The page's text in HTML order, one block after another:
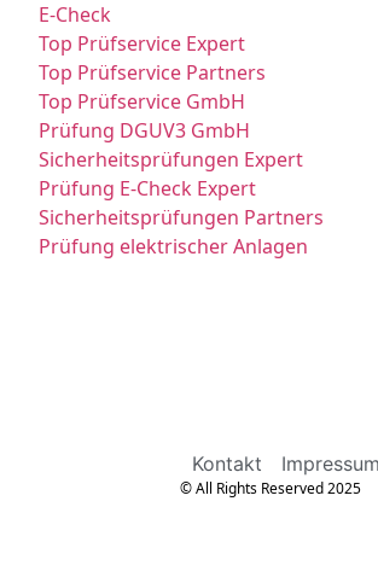
E-Check
Top Prüfservice Expert
Top Prüfservice Partners
Top Prüfservice GmbH
Prüfung DGUV3 GmbH
Sicherheitsprüfungen Expert
Prüfung E-Check Expert
Sicherheitsprüfungen Partners
Prüfung elektrischer Anlagen
Kontakt Impressum
© All Rights Reserved 2025